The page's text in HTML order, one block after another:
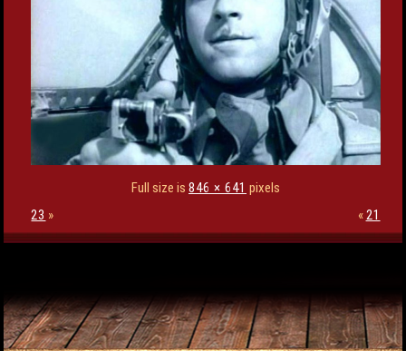
Full size is 846 × 641 pixels
23 » «21